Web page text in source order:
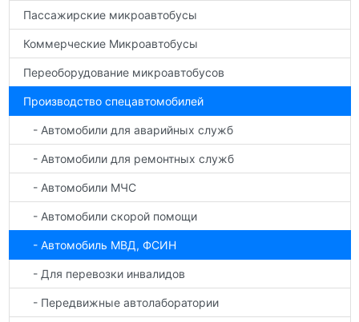
Пассажирские микроавтобусы
Коммерческие Микроавтобусы
Переоборудование микроавтобусов
Производство спецавтомобилей
- Автомобили для аварийных служб
- Автомобили для ремонтных служб
- Автомобили МЧС
- Автомобили скорой помощи
- Автомобиль МВД, ФСИН
- Для перевозки инвалидов
- Передвижные автолаборатории